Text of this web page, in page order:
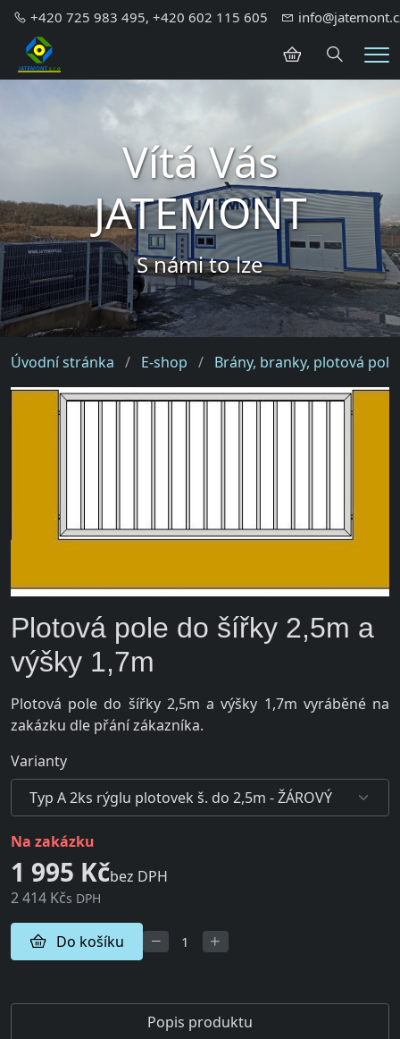
+420 725 983 495, +420 602 115 605
Hledání
Vítá Vás
JATEMONT
S námi to lze
Úvodní stránka E-shop Brány, branky, plotová pole
Plotová pole do šířky 2,5m a
výšky 1,7m
Plotová pole do šířky 2,5m a výšky 1,7m vyráběné na
zakázku dle přání zákazníka.
Varianty
na zakázku
1 995 Kčbez DPH
2 414 Kčs DPH
Do košíku
Popis produktu